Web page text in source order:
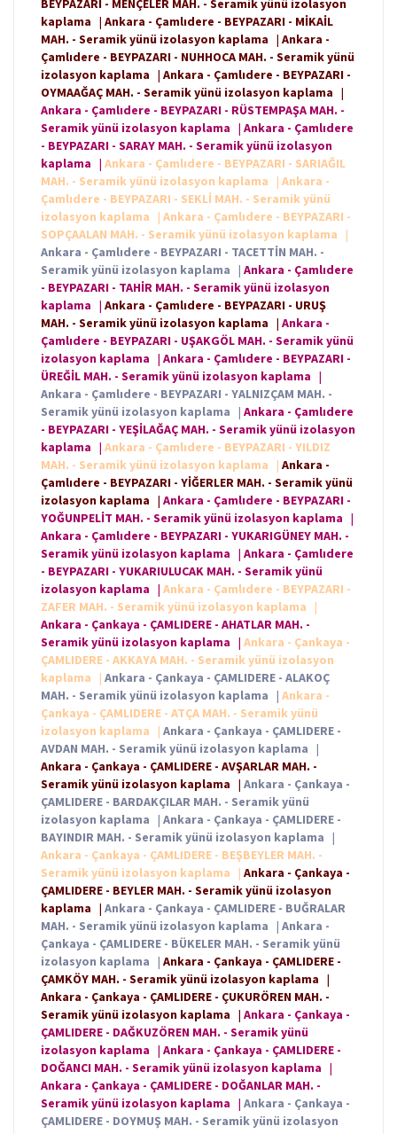
BEYPAZARI - MENÇELER MAH. - Seramik yünü izolasyon
kaplama | Ankara - Çamlıdere - BEYPAZARI - MİKAİL
MAH. - Seramik yünü izolasyon kaplama | Ankara -
Çamlıdere - BEYPAZARI - NUHHOCA MAH. - Seramik yünü
izolasyon kaplama | Ankara - Çamlıdere - BEYPAZARI -
OYMAAĞAÇ MAH. - Seramik yünü izolasyon kaplama |
Ankara - Çamlıdere - BEYPAZARI - RÜSTEMPAŞA MAH. -
Seramik yünü izolasyon kaplama | Ankara - Çamlıdere
- BEYPAZARI - SARAY MAH. - Seramik yünü izolasyon
kaplama | Ankara - Çamlıdere - BEYPAZARI - SARIAĞIL
MAH. - Seramik yünü izolasyon kaplama
| Ankara -
Çamlıdere - BEYPAZARI - SEKLİ MAH. - Seramik yünü
izolasyon kaplama
| Ankara - Çamlıdere - BEYPAZARI -
SOPÇAALAN MAH. - Seramik yünü izolasyon kaplama
|
Ankara - Çamlıdere - BEYPAZARI - TACETTİN MAH. -
Seramik yünü izolasyon kaplama | Ankara - Çamlıdere
- BEYPAZARI - TAHİR MAH. - Seramik yünü izolasyon
kaplama | Ankara - Çamlıdere - BEYPAZARI - URUŞ
MAH. - Seramik yünü izolasyon kaplama | Ankara -
Çamlıdere - BEYPAZARI - UŞAKGÖL MAH. - Seramik yünü
izolasyon kaplama | Ankara - Çamlıdere - BEYPAZARI -
ÜREĞİL MAH. - Seramik yünü izolasyon kaplama |
Ankara - Çamlıdere - BEYPAZARI - YALNIZÇAM MAH. -
Seramik yünü izolasyon kaplama | Ankara - Çamlıdere
- BEYPAZARI - YEŞİLAĞAÇ MAH. - Seramik yünü izolasyon
kaplama | Ankara - Çamlıdere - BEYPAZARI - YILDIZ
MAH. - Seramik yünü izolasyon kaplama
| Ankara -
Çamlıdere - BEYPAZARI - YİĞERLER MAH. - Seramik yünü
izolasyon kaplama | Ankara - Çamlıdere - BEYPAZARI -
YOĞUNPELİT MAH. - Seramik yünü izolasyon kaplama |
Ankara - Çamlıdere - BEYPAZARI - YUKARIGÜNEY MAH. -
Seramik yünü izolasyon kaplama | Ankara - Çamlıdere
- BEYPAZARI - YUKARIULUCAK MAH. - Seramik yünü
izolasyon kaplama | Ankara - Çamlıdere - BEYPAZARI -
ZAFER MAH. - Seramik yünü izolasyon kaplama
|
Ankara - Çankaya - ÇAMLIDERE - AHATLAR MAH. -
Seramik yünü izolasyon kaplama | Ankara - Çankaya -
ÇAMLIDERE - AKKAYA MAH. - Seramik yünü izolasyon
kaplama
| Ankara - Çankaya - ÇAMLIDERE - ALAKOÇ
MAH. - Seramik yünü izolasyon kaplama | Ankara -
Çankaya - ÇAMLIDERE - ATÇA MAH. - Seramik yünü
izolasyon kaplama
| Ankara - Çankaya - ÇAMLIDERE -
AVDAN MAH. - Seramik yünü izolasyon kaplama |
Ankara - Çankaya - ÇAMLIDERE - AVŞARLAR MAH. -
Seramik yünü izolasyon kaplama | Ankara - Çankaya -
ÇAMLIDERE - BARDAKÇILAR MAH. - Seramik yünü
izolasyon kaplama | Ankara - Çankaya - ÇAMLIDERE -
BAYINDIR MAH. - Seramik yünü izolasyon kaplama |
Ankara - Çankaya - ÇAMLIDERE - BEŞBEYLER MAH. -
Seramik yünü izolasyon kaplama
| Ankara - Çankaya -
ÇAMLIDERE - BEYLER MAH. - Seramik yünü izolasyon
kaplama | Ankara - Çankaya - ÇAMLIDERE - BUĞRALAR
MAH. - Seramik yünü izolasyon kaplama | Ankara -
Çankaya - ÇAMLIDERE - BÜKELER MAH. - Seramik yünü
izolasyon kaplama | Ankara - Çankaya - ÇAMLIDERE -
ÇAMKÖY MAH. - Seramik yünü izolasyon kaplama |
Ankara - Çankaya - ÇAMLIDERE - ÇUKURÖREN MAH. -
Seramik yünü izolasyon kaplama | Ankara - Çankaya -
ÇAMLIDERE - DAĞKUZÖREN MAH. - Seramik yünü
izolasyon kaplama | Ankara - Çankaya - ÇAMLIDERE -
DOĞANCI MAH. - Seramik yünü izolasyon kaplama |
Ankara - Çankaya - ÇAMLIDERE - DOĞANLAR MAH. -
Seramik yünü izolasyon kaplama | Ankara - Çankaya -
ÇAMLIDERE - DOYMUŞ MAH. - Seramik yünü izolasyon